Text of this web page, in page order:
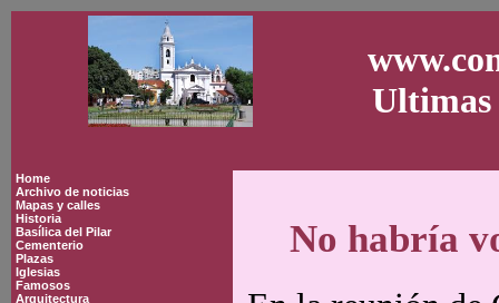
Ultimas
Home
Archivo de noticias
Mapas y calles
Historia
Basílica del Pilar
Cementerio
Plazas
Iglesias
Famosos
Arquitectura
No habría